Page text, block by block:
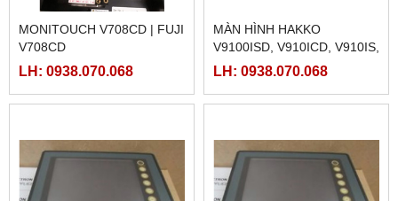
MONITOUCH V708CD | FUJI
V708CD
LH: 0938.070.068
MÀN HÌNH HAKKO
V9100ISD, V910ICD, V910IS,
V910IC
LH: 0938.070.068